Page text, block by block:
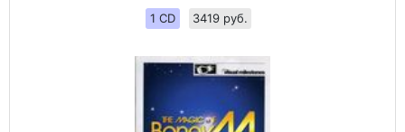
1 CD 3419 руб.